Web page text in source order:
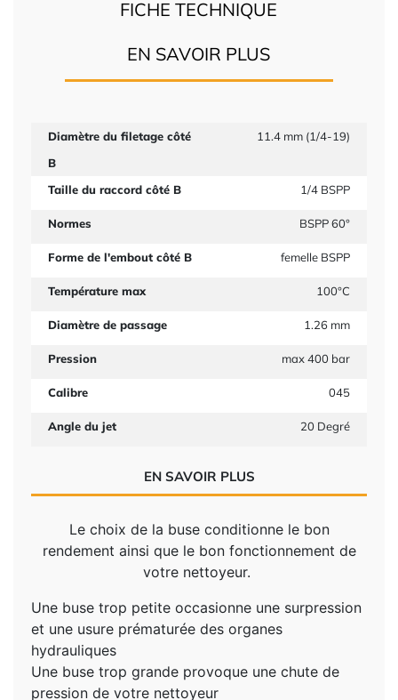
FICHE TECHNIQUE
EN SAVOIR PLUS
Diamètre du filetage côté
B
11.4 mm (1/4-19)
Taille du raccord côté B 1/4 BSPP
Normes BSPP 60°
Forme de l'embout côté B femelle BSPP
Température max 100°C
Diamètre de passage 1.26 mm
Pression max 400 bar
Calibre 045
Angle du jet 20 Degré
EN SAVOIR PLUS
Le choix de la buse conditionne le bon
rendement ainsi que le bon fonctionnement de
votre nettoyeur.
Une buse trop petite occasionne une surpression
et une usure prématurée des organes
hydrauliques
Une buse trop grande provoque une chute de
pression de votre nettoyeur